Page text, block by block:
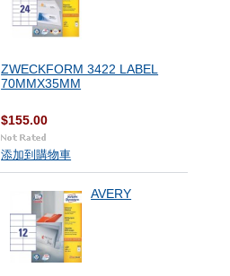
ZWECKFORM 3422 LABEL
70MMX35MM
$155.00
添加到購物車
AVERY